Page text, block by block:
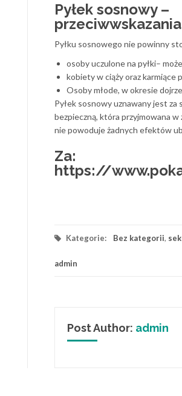
Pyłek sosnowy –
przeciwwskazania
Pyłku sosnowego nie powinny
osoby uczulone na pyłki–
kobiety w ciąży oraz karmiące
Osoby młode, w okresie
Pyłek sosnowy uznawany jest za
bezpieczną, która przyjmowana w
nie powoduje żadnych efektów
Za:
https://
Kategorie: Bez kategorii,
admin
Post Author: admin